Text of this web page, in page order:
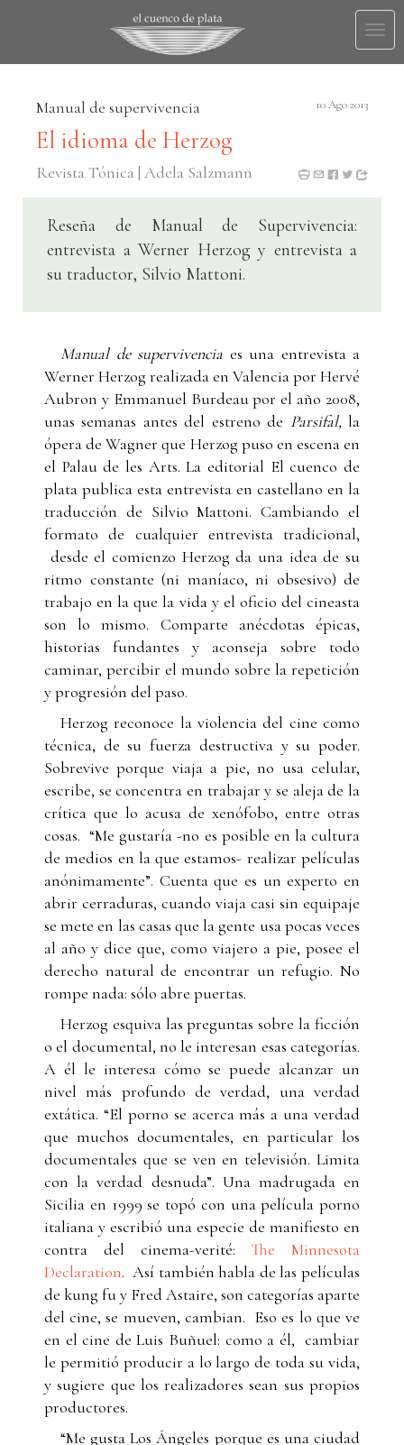
Manual de supervivencia 10 Ago 2013
El idioma de Herzog
Revista Tónica | Adela Salzmann
Reseña de Manual de Supervivencia:
entrevista a Werner Herzog y entrevista a
su traductor, Silvio Mattoni.
Manual de supervivencia es una entrevista a
Werner Herzog realizada en Valencia por Hervé
Aubron y Emmanuel Burdeau por el año 2008,
unas semanas antes del estreno de Parsifal,la
ópera de Wagner que Herzog puso en escena en
el Palau de les Arts. La editorial El cuenco de
plata publica esta entrevista en castellano en la
traducción de Silvio Mattoni. Cambiando el
formato de cualquier entrevista tradicional,
desde el comienzo Herzog da una idea de su
ritmo constante (ni maníaco, ni obsesivo) de
trabajo en la que la vida y el oficio del cineasta
son lo mismo. Comparte anécdotas épicas,
historias fundantes y aconseja sobre todo
caminar, percibir el mundo sobre la repetición
y progresión del paso.
Herzog reconoce la violencia del cine como
técnica, de su fuerza destructiva y su poder.
Sobrevive porque viaja a pie, no usa celular,
escribe, se concentra en trabajar y se aleja de la
crítica que lo acusa de xenófobo, entre otras
cosas. “Me gustaría -no es posible en la cultura
de medios en la que estamos- realizar películas
anónimamente”. Cuenta que es un experto en
abrir cerraduras, cuando viaja casi sin equipaje
se mete en las casas que la gente usa pocas veces
al año y dice que, como viajero a pie, posee el
derecho natural de encontrar un refugio. No
rompe nada: sólo abre puertas.
Herzog esquiva las preguntas sobre la ficción
o el documental, no le interesan esas categorías.
A él le interesa cómo se puede alcanzar un
nivel más profundo de verdad, una verdad
extática. “El porno se acerca más a una verdad
que muchos documentales, en particular los
documentales que se ven en televisión. Limita
con la verdad desnuda”. Una madrugada en
Sicilia en 1999 se topó con una película porno
italiana y escribió una especie de manifiesto en
contra del cinema-verité:The Minnesota
Declaration. Así también habla de las películas
de kung fu y Fred Astaire, son categorías aparte
del cine, se mueven, cambian. Eso es lo que ve
en el cine de Luis Buñuel: como a él, cambiar
le permitió producir a lo largo de toda su vida,
y sugiere que los realizadores sean sus propios
productores.
“Me gusta Los Ángeles porque es una ciudad